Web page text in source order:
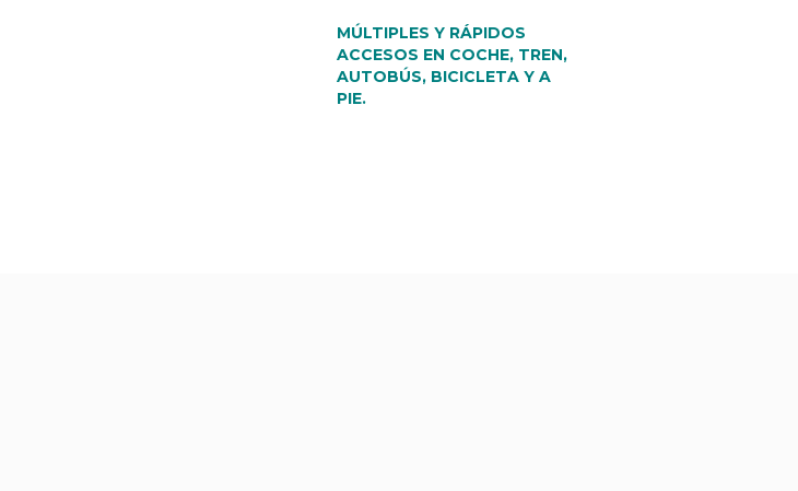
MÚLTIPLES Y RÁPIDOS
ACCESOS EN COCHE, TREN,
AUTOBÚS, BICICLETA Y A
PIE.